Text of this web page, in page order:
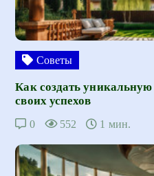
Советы
Как создать
своих успехов
0 552 1 мин.